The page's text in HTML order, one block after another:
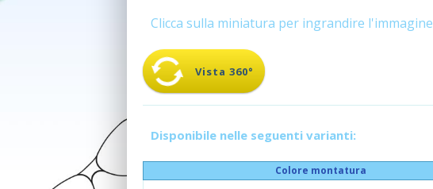
Clicca sulla miniatura per ingrandire l'immagine
Vista 360°
Disponibile nelle seguenti varianti:
Colore montatura